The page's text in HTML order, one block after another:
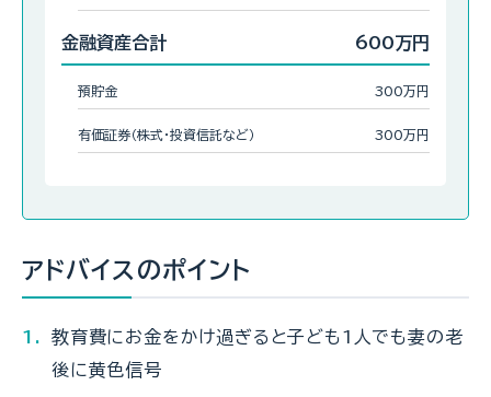
金融資産合計 600万円
預貯金 300万円
有価証券（株式・投資信託など） 300万円
アドバイスのポイント
教育費にお金をかけ過ぎると子ども1人でも妻の老
後に黄色信号